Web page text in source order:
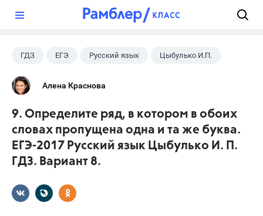
ГДЗ ЕГЭ Русский язык Цыбулько И.П.
Алена Краснова
9. Определите ряд, в котором в обоих
словах пропущена одна и та же буква.
ЕГЭ-2017 Русский язык Цыбулько И. П.
ГДЗ. Вариант 8.